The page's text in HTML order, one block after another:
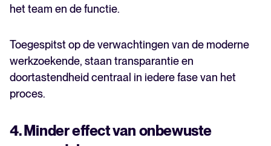
het team en de functie.
Toegespitst op de verwachtingen van de moderne
werkzoekende, staan transparantie en
doortastendheid centraal in iedere fase van het
proces.
4. Minder effect van onbewuste